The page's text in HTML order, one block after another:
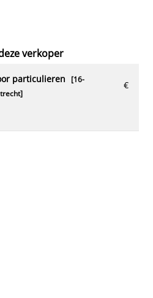
verkoper
€
particulieren [16-
]